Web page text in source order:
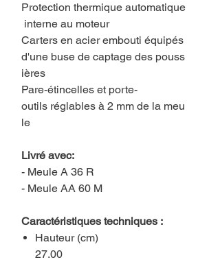
Protection thermique automatique
interne au moteur
Carters en acier embouti équipés
d'une buse de captage des pouss
ières
Pare-étincelles et porte-
outils réglables à 2 mm de la meu
le
Livré avec:
- Meule A 36 R
- Meule AA 60 M
Caractéristiques techniques :
Hauteur (cm)
27.00